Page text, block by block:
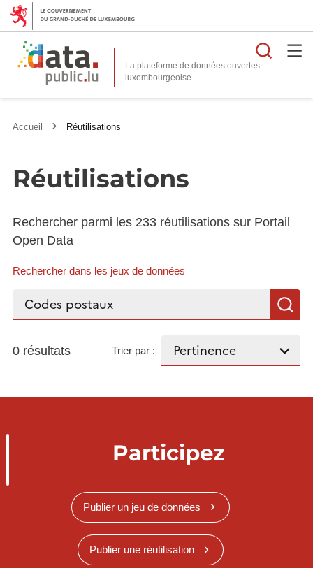
La plateforme de données ouvertes
Accueil Réutilisations
Réutilisations
Rechercher parmi les 233 réutilisations sur Portail
Open Data
Rechercher dans les jeux de données
Rechercher...
0 résultats Trier par :
Participez
Publier un jeu de données
Publier une réutilisation